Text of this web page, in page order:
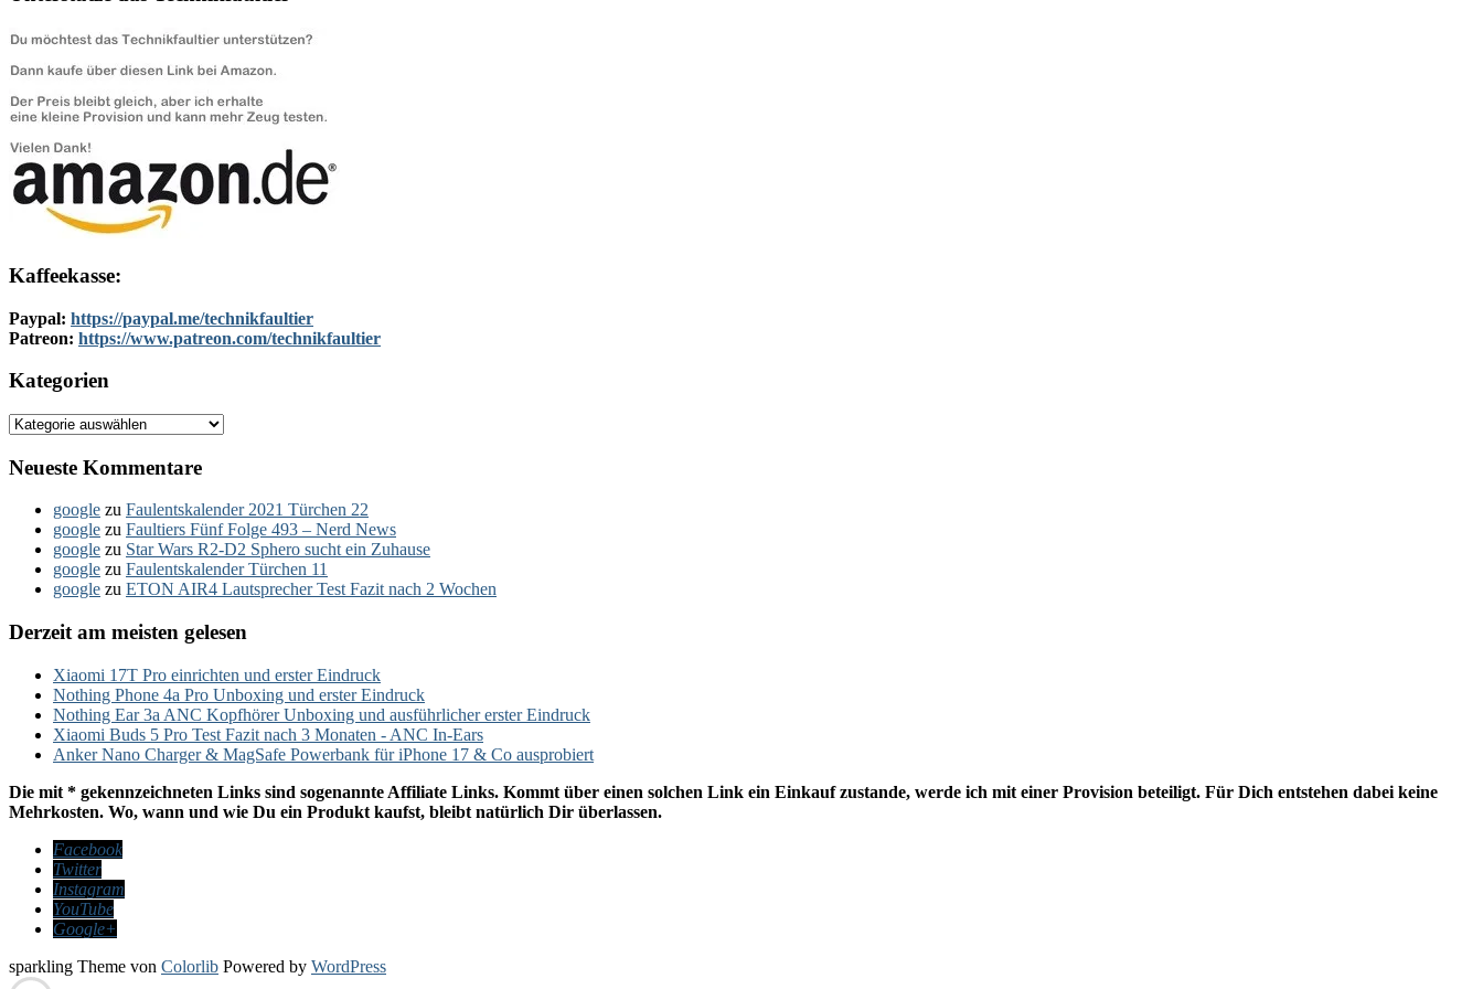
Kaffeekasse:
Paypal: https://paypal.me/technikfaultier
Patreon: https://www.patreon.com/technikfaultier
Kategorien
Kategorien
Neueste Kommentare
google zu Faulentskalender 2021 Türchen 22
google zu Faultiers Fünf Folge 493 – Nerd News
google zu Star Wars R2-D2 Sphero sucht ein Zuhause
google zu Faulentskalender Türchen 11
google zu ETON AIR4 Lautsprecher Test Fazit nach 2 Wochen
Derzeit am meisten gelesen
Xiaomi 17T Pro einrichten und erster Eindruck
Nothing Phone 4a Pro Unboxing und erster Eindruck
Nothing Ear 3a ANC Kopfhörer Unboxing und ausführlicher erster Eindruck
Xiaomi Buds 5 Pro Test Fazit nach 3 Monaten - ANC In-Ears
Anker Nano Charger & MagSafe Powerbank für iPhone 17 & Co ausprobiert
Die mit * gekennzeichneten Links sind sogenannte Affiliate Links. Kommt über einen solchen Link ein Einkauf zustande, werde ich mit einer Provision beteiligt. Für Dich entstehen dabei keine
Mehrkosten. Wo, wann und wie Du ein Produkt kaufst, bleibt natürlich Dir überlassen.
Facebook
Twitter
Instagram
YouTube
Google+
sparkling Theme von Colorlib Powered by WordPress